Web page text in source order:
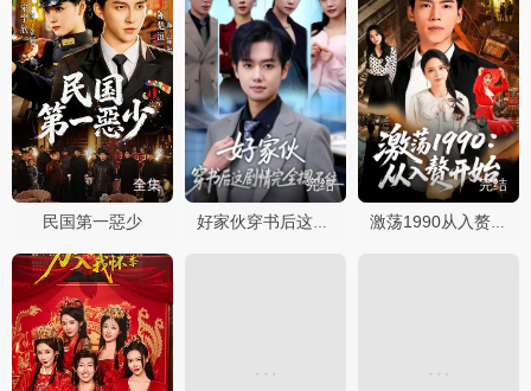
全集
民国第一惡少
完结
好家伙穿书后这剧情完全摁不住
完结
激荡1990从入赘开始